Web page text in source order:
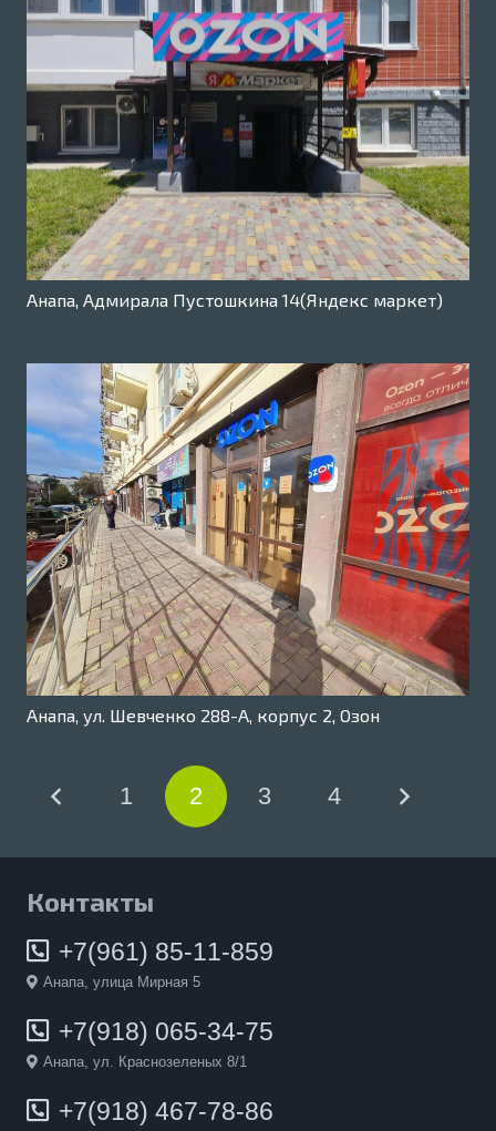
Анапа, Адмирала Пустошкина 14(Яндекс маркет)
Анапа, ул. Шевченко 288-А, корпус 2, Озон
1 2 3 4
Контакты
+7(961) 85-11-859
Анапа, улица Мирная 5
+7(918) 065-34-75
Анапа, ул. Краснозеленых 8/1
+7(918) 467-78-86